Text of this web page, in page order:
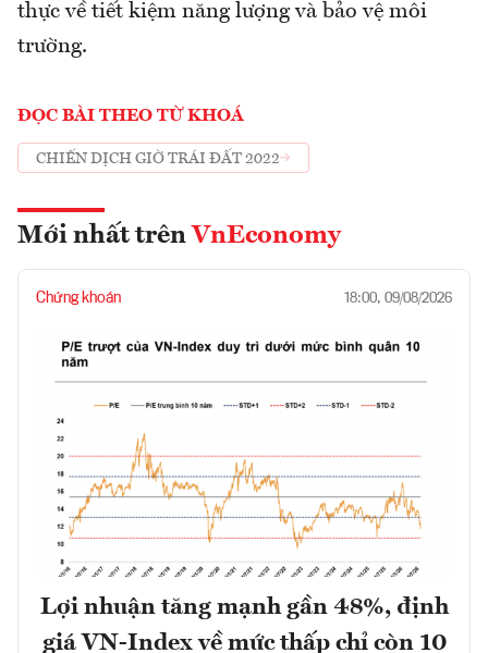
thực về tiết kiệm năng lượng và bảo vệ môi
trường.
ĐỌC BÀI THEO TỪ KHOÁ
CHIẾN DỊCH GIỜ TRÁI ĐẤT 2022
Mới nhất trên VnEconomy
Chứng khoán 18:00, 09/08/2026
Lợi nhuận tăng mạnh gần 48%, định
giá VN-Index về mức thấp chỉ còn 10